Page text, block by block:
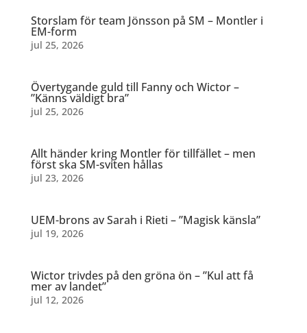
Storslam för team Jönsson på SM – Montler i
EM-form
jul 25, 2026
Övertygande guld till Fanny och Wictor –
”Känns väldigt bra”
jul 25, 2026
Allt händer kring Montler för tillfället – men
först ska SM-sviten hållas
jul 23, 2026
UEM-brons av Sarah i Rieti – ”Magisk känsla”
jul 19, 2026
Wictor trivdes på den gröna ön – ”Kul att få
mer av landet”
jul 12, 2026